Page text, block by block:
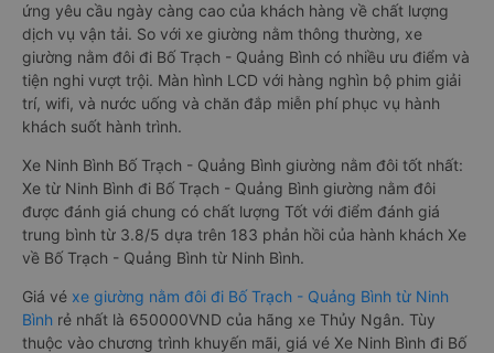
ứng yêu cầu ngày càng cao của khách hàng về chất lượng
dịch vụ vận tải. So với xe giường nằm thông thường, xe
giường nằm đôi đi Bố Trạch - Quảng Bình có nhiều ưu điểm và
tiện nghi vượt trội. Màn hình LCD với hàng nghìn bộ phim giải
trí, wifi, và nước uống và chăn đắp miễn phí phục vụ hành
khách suốt hành trình.
Xe Ninh Bình Bố Trạch - Quảng Bình giường nằm đôi tốt nhất:
Xe từ Ninh Bình đi Bố Trạch - Quảng Bình giường nằm đôi
được đánh giá chung có chất lượng Tốt với điểm đánh giá
trung bình từ 3.8/5 dựa trên 183 phản hồi của hành khách Xe
về Bố Trạch - Quảng Bình từ Ninh Bình.
Giá vé xe giường nằm đôi đi Bố Trạch - Quảng Bình từ Ninh
Bình rẻ nhất là 650000VND của hãng xe Thủy Ngân. Tùy
thuộc vào chương trình khuyến mãi, giá vé Xe Ninh Bình đi Bố